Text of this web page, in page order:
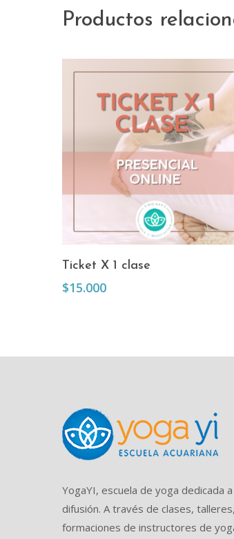
Productos
Añadir Al Carrito
Ticket X 1 clase
$15.000
YogaYI, escuela de yoga dedicada
difusión. A través de clases,
formaciones de instructores de